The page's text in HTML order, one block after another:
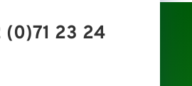
(0)71 23 24